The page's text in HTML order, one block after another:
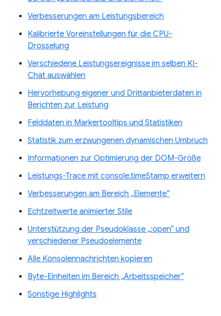
Verbesserungen am Leistungsbereich
Kalibrierte Voreinstellungen für die CPU-
Drosselung
Verschiedene Leistungsereignisse im selben KI-
Chat auswählen
Hervorhebung eigener und Drittanbieterdaten in
Berichten zur Leistung
Felddaten in Markertooltips und Statistiken
Statistik zum erzwungenen dynamischen Umbruch
Informationen zur Optimierung der DOM-Größe
Leistungs-Trace mit console.timeStamp erweitern
Verbesserungen am Bereich „Elemente“
Echtzeitwerte animierter Stile
Unterstützung der Pseudoklasse „:open“ und
verschiedener Pseudoelemente
Alle Konsolennachrichten kopieren
Byte-Einheiten im Bereich „Arbeitsspeicher“
Sonstige Highlights